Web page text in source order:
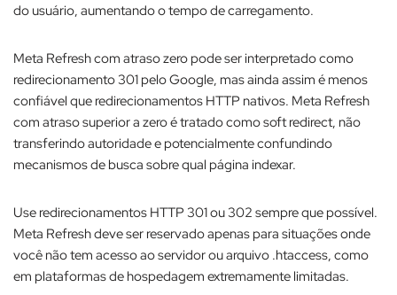
do usuário, aumentando o tempo de carregamento.​
Meta Refresh com atraso zero pode ser interpretado como
redirecionamento 301 pelo Google, mas ainda assim é menos
confiável que redirecionamentos HTTP nativos. Meta Refresh
com atraso superior a zero é tratado como soft redirect, não
transferindo autoridade e potencialmente confundindo
mecanismos de busca sobre qual página indexar.​
Use redirecionamentos HTTP 301 ou 302 sempre que possível.
Meta Refresh deve ser reservado apenas para situações onde
você não tem acesso ao servidor ou arquivo .htaccess, como
em plataformas de hospedagem extremamente limitadas.